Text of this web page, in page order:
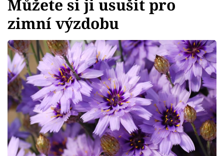
Bydlení
Zahrada
Design
Sledujte prima+
Přihlášení
Můžete si ji usušit pro
zimní výzdobu